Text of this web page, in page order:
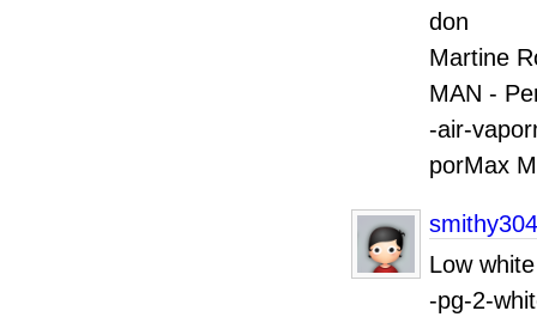
don
MAN -
-air-
porMax
Low
-pg-2-